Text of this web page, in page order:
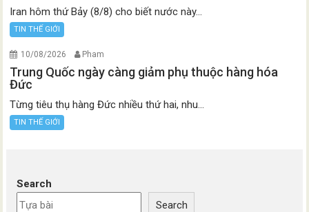
Iran hôm thứ Bảy (8/8) cho biết nước này...
TIN THẾ GIỚI
10/08/2026 Pham
Trung Quốc ngày càng giảm phụ thuộc hàng hóa
Đức
Từng tiêu thụ hàng Đức nhiều thứ hai, nhu...
TIN THẾ GIỚI
Search
Search